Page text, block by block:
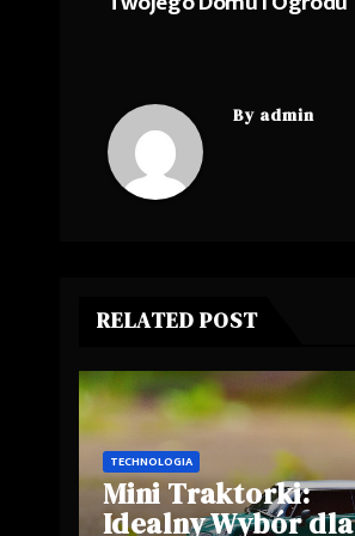
wpisu
By admin
RELATED POST
TECHNOLOGIA
Mini Traktorki:
Idealny Wybór dla